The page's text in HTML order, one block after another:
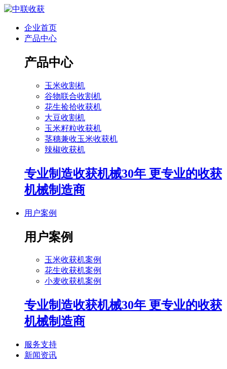
企业首页
产品中心
产品中心
玉米收割机
谷物联合收割机
花生捡拾收获机
大豆收割机
玉米籽粒收获机
茎穗兼收玉米收获机
辣椒收获机
专业制造收获机械30年 更专业的收获
机械制造商
用户案例
用户案例
玉米收获机案例
花生收获机案例
小麦收获机案例
专业制造收获机械30年 更专业的收获
机械制造商
服务支持
新闻资讯